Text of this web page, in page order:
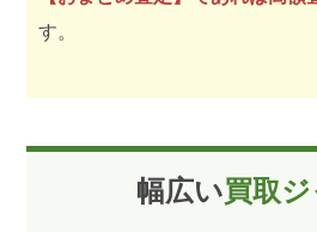
す。
幅広い買取